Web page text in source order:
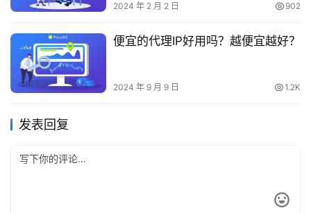
2024 年 2 月 2 日 902
便宜的代理IP好用吗？越便宜越好？
2024 年 9 月 9 日 1.2K
发表回复